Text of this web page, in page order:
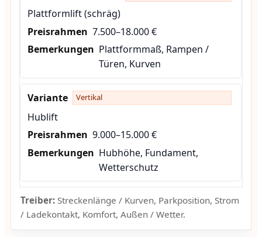
Plattformlift (schräg)
7.500–18.000 €
Plattformmaß, Rampen /
Türen, Kurven
Vertikal
Hublift
9.000–15.000 €
Hubhöhe, Fundament,
Wetterschutz
Treiber:Streckenlänge / Kurven, Parkposition, Strom
/ Ladekontakt, Komfort, Außen / Wetter.